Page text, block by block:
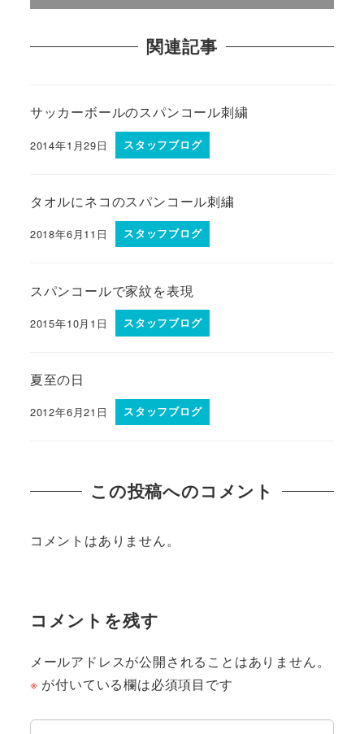
関連記事
サッカーボールのスパンコール刺繍
2014年1月29日 スタッフブログ
タオルにネコのスパンコール刺繍
2018年6月11日 スタッフブログ
スパンコールで家紋を表現
2015年10月1日 スタッフブログ
夏至の日
2012年6月21日 スタッフブログ
この投稿へのコメント
コメントはありません。
コメントを残す
メールアドレスが公開されることはありません。
※ が付いている欄は必須項目です